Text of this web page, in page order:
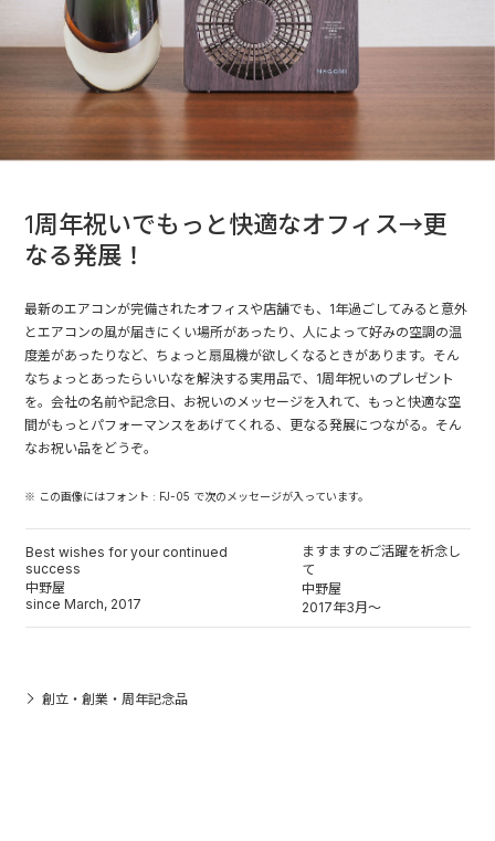
1周年祝いでもっと快適なオフィス→更
なる発展！
最新のエアコンが完備されたオフィスや店舗でも、1年過ごしてみると意外
とエアコンの風が届きにくい場所があったり、人によって好みの空調の温
度差があったりなど、ちょっと扇風機が欲しくなるときがあります。そん
なちょっとあったらいいなを解決する実用品で、1周年祝いのプレゼント
を。会社の名前や記念日、お祝いのメッセージを入れて、もっと快適な空
間がもっとパフォーマンスをあげてくれる、更なる発展につながる。そん
なお祝い品をどうぞ。
※ この画像にはフォント : FJ-05 で次のメッセージが入っています。
Best wishes for your continued
success
中野屋
since March, 2017
ますますのご活躍を祈念し
て
中野屋
2017年3月～
創立・創業・周年記念品